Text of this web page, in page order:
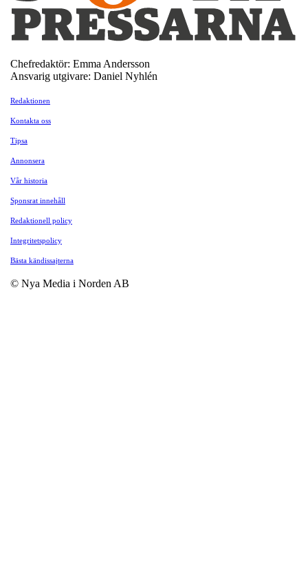
Chefredaktör: Emma Andersson
Ansvarig utgivare: Daniel Nyhlén
Redaktionen
Kontakta oss
Tipsa
Annonsera
Vår historia
Sponsrat innehåll
Redaktionell policy
Integritetspolicy
Bästa kändissajterna
© Nya Media i Norden AB